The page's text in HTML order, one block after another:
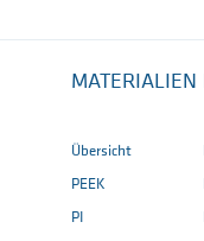
MATERIALIEN
Übersicht
PEEK
PI